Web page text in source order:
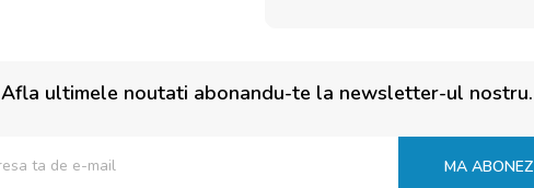
Afla ultimele noutati abonandu-te la newsletter-ul nostru.
MA ABONEZ